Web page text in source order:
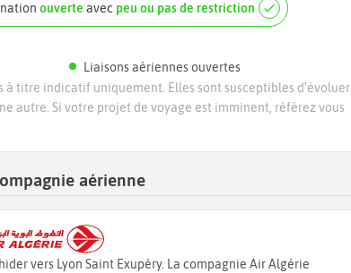
ouverte avec peu ou pas de restriction
Liaisons aériennes ouvertes
titre indicatif uniquement. Elles sont susceptibles d’évoluer
autre. Si votre projet de voyage est imminent, référez vous
aérienne
vers Lyon Saint Exupéry. La compagnie Air Algérie